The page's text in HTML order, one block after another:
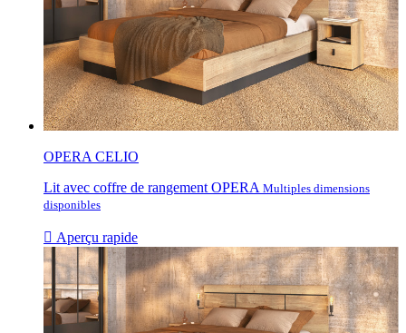
OPERA CELIO
Lit avec coffre de rangement OPERA Multiples dimensions
disponibles
 Aperçu rapide